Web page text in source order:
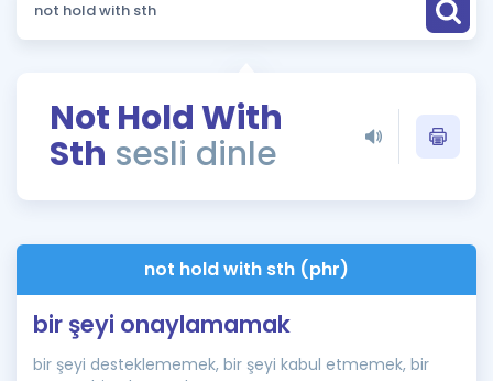
ÖSYM Sınav Takvimi
Kampanyalar
İngilizce Gramer
Not Hold With
Sth sesli dinle
not hold with sth (phr)
bir şeyi onaylamamak
bir şeyi desteklememek, bir şeyi kabul etmemek, bir